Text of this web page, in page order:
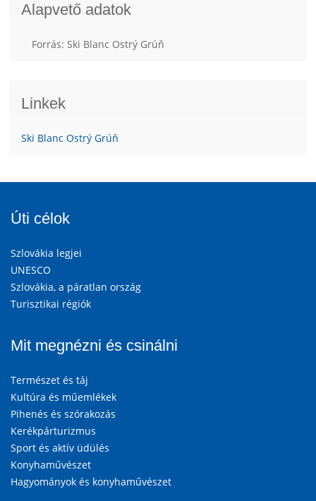
Alapvető adatok
Forrás: Ski Blanc Ostrý Grúň
Linkek
Ski Blanc Ostrý Grúň
Úti célok
Szlovákia legjei
UNESCO
Szlovákia, a páratlan ország
Turisztikai régiók
Mit megnézni és csinálni
Természet és táj
Kultúra és műemlékek
Pihenés és szórakozás
Kerékpárturizmus
Sport és aktív üdülés
Konyhaművészet
Hagyományok és konyhaművészet